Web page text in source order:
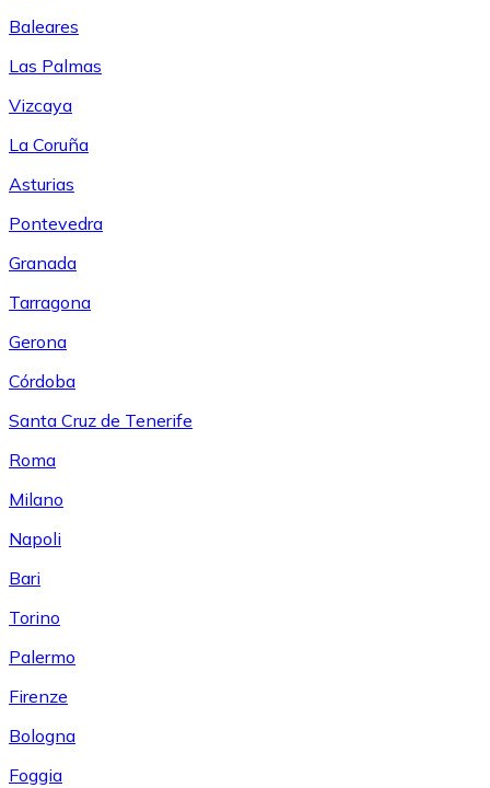
Baleares
Las Palmas
Vizcaya
La Coruña
Asturias
Pontevedra
Granada
Tarragona
Gerona
Córdoba
Santa Cruz de Tenerife
Roma
Milano
Napoli
Bari
Torino
Palermo
Firenze
Bologna
Foggia